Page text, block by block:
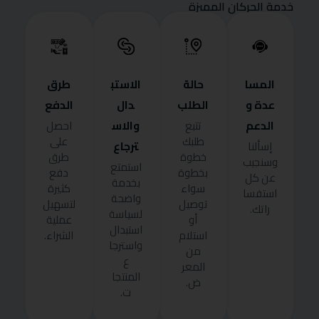
خدمة الحركان المميزة
المسا
عدة و
الدعم
إسألنا
وسنجيب
عن كل
استفسا
راتك.
حالة
الطلب
تتبع
طلبك
خطوة
بخطوة
سواء
توصيل
أو
استلام
من
المعر
ض.
الاستب
دال
والاس
ترجاع
استمتع
بخدمة
واضحة
لسياسة
استبدال
واسترجا
ع
المنتجا
ت.
طرق
الدفع
احصل
على
طرق
دفع
كثيرة
لتسهيل
عملية
الشراء.